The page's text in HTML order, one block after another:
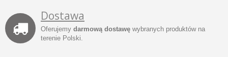
Dostawa
Oferujemy darmową dostawę wybranych produktów na
terenie Polski.